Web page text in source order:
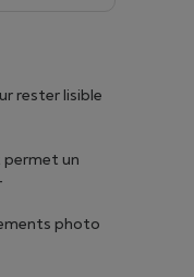
rester lisible
permet un
photo